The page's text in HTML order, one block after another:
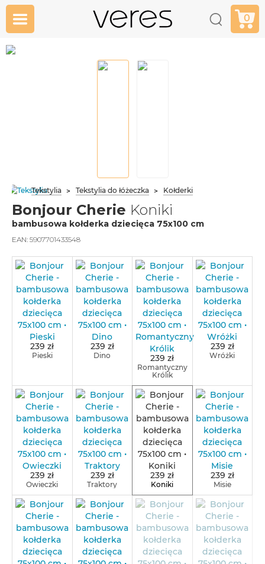
0
Tekstylia Tekstylia do łóżeczka Kołderki
Bonjour Cherie Koniki
bambusowa kołderka dziecięca 75x100 cm
EAN: 5907701433548
239 zł
Pieski
239 zł
Dino 239 zł
Romantyczny
Królik
239 zł
Wróżki
239 zł
Owieczki
239 zł
Traktory
239 zł
Koniki
239 zł
Misie